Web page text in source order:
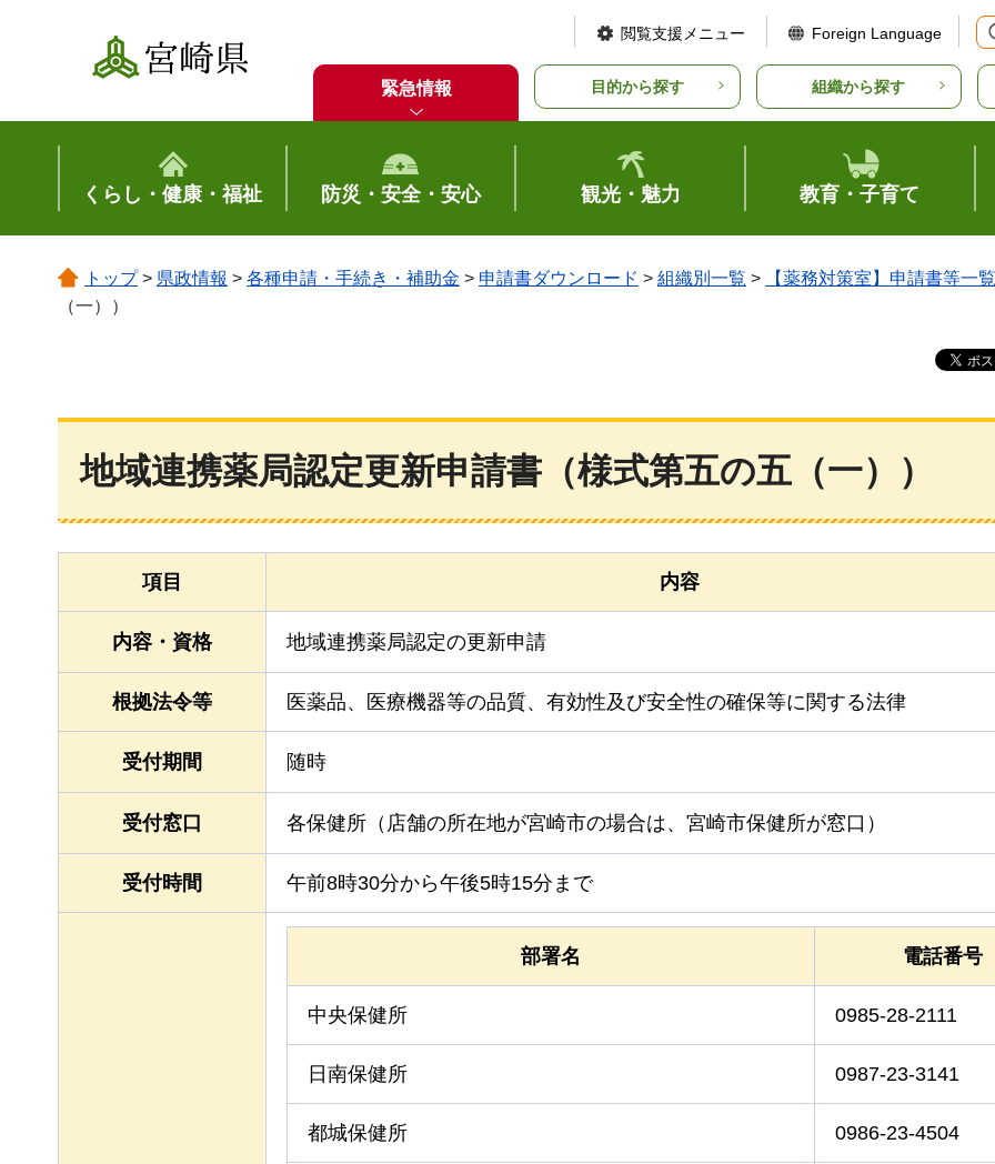
宮崎県
閲覧支援メニュー Foreign Language
緊急情報 目的から探す 組織から探す
くらし・健康・福祉 防災・安全・安心 観光・魅力 教育・子育て
トップ> 県政情報 > 各種申請・手続き・補助金 > 申請書ダウンロード > 組織別一覧 > 【薬務対策室】申請書等一覧
（一））
地域連携薬局認定更新申請書（様式第五の五（一））
項目 内容
内容・資格 地域連携薬局認定の更新申請
根拠法令等 医薬品、医療機器等の品質、有効性及び安全性の確保等に関する法律
受付期間 随時
受付窓口 各保健所（店舗の所在地が宮崎市の場合は、宮崎市保健所が窓口）
受付時間 午前8時30分から午後5時15分まで
部署名 電話番号
中央保健所 0985-28-2111
日南保健所 0987-23-3141
都城保健所 0986-23-4504